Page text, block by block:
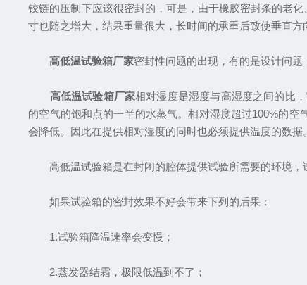
铰链的压制下应该很密封的，可是，由于橡胶密封条的老
寸也随之增大，结果重量很大，长时间的承重后致使垂直方
高低温试验箱厂家密封性问题的出现，有的是设计问
高低温试验箱厂家相对湿度是湿度与高湿度之间的比
的空气的饱和点的一半的水蒸气。相对湿度超过100%的
会降低。因此在提供相对湿度的同时也必须提供温度的数据
高低温试验箱是在封闭的腔体提供试验所需要的环境，
如果试验箱的密封效果不好会带来下列的后果：
1.试验箱降温速率会变慢；
2.蒸发器结霜，极限低温到不了；